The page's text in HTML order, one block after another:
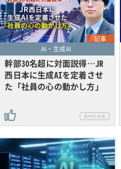
記事
AI・生成AI
幹部30名超に対面説得…JR
西日本に生成AIを定着させ
た「社員の心の動かし方」